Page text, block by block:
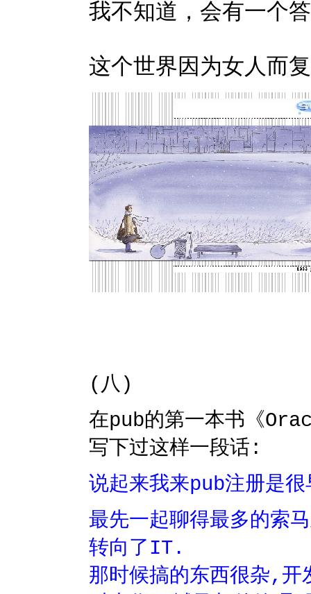
我不知道，会有一个
这个世界因为女人而
(八)
在pub的第一本书《
写下过这样一段话:
说起来我来pub注册是
最先一起聊得最多的索
转向了IT.
那时候搞的东西很杂,